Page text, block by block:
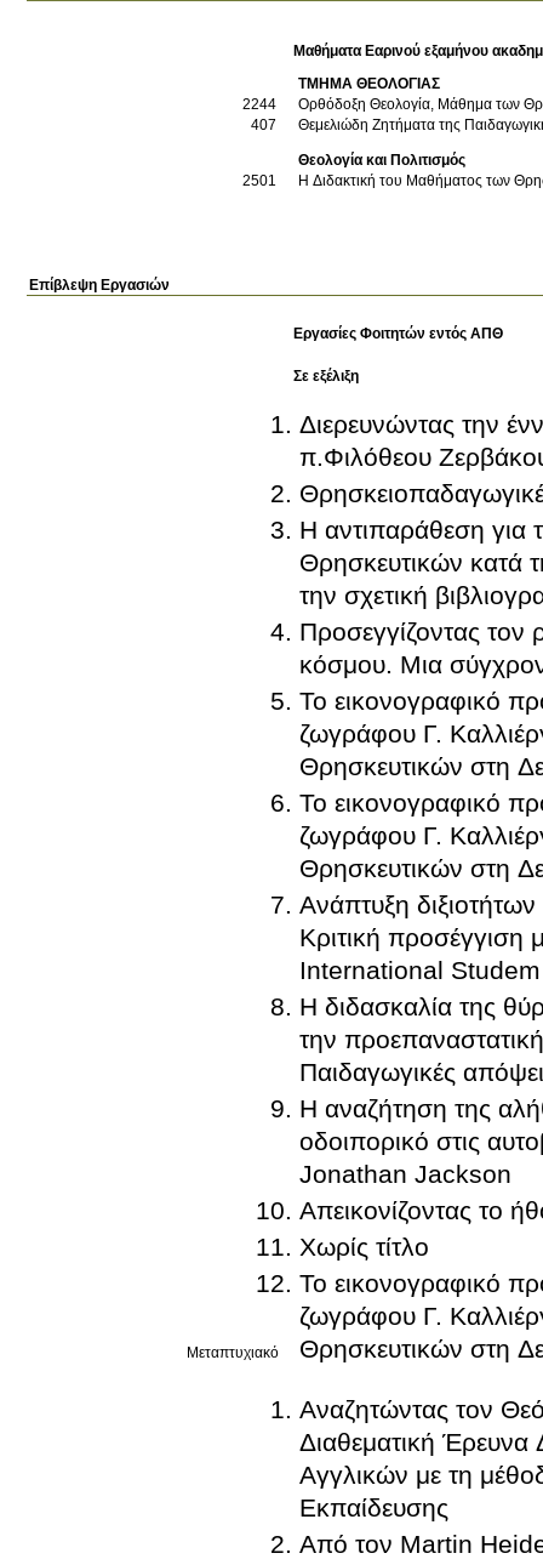
Μαθήματα Εαρινού εξαμήνου
ΤΜΗΜΑ ΘΕΟΛΟΓΙΑΣ
2244
Ορθόδοξη Θεολογία, Μάθημα των
407
Θεμελιώδη Ζητήματα της
Θεολογία και Πολιτισμός
2501
Η Διδακτική του Μαθήματος των
Επίβλεψη Εργασιών
Εργασίες Φοιτητών εντός ΑΠΘ
Σε εξέλιξη
Μεταπτυχιακό
Διερευνώντας την
π.Φιλόθεου
Η αντιπαράθεση
Θρησκευτικών κατά
την σχετική
Προσεγγίζοντας τον
κόσμου. Μια
Το εικονογραφικό
ζωγράφου Γ.
Θρησκευτικών στη
Το εικονογραφικό
ζωγράφου Γ.
Θρησκευτικών στη
Ανάπτυξη
Κριτική
International
Η διδασκαλία της
την
Παιδαγωγικές
Η αναζήτηση της
οδοιπορικό στις
Jonathan Jackson
Απεικονίζοντας το
Χωρίς τίτλο
Το εικονογραφικό
ζωγράφου Γ.
Θρησκευτικών στη
Αναζητώντας τον
Διαθεματική
Αγγλικών με τη
Εκπαίδευσης
Από τον Martin